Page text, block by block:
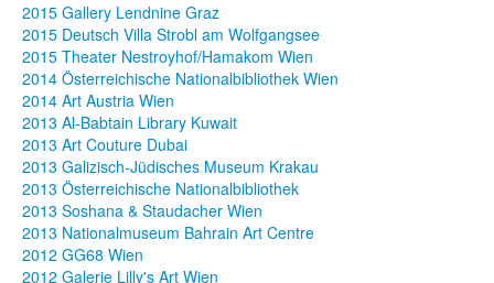
2015 Gallery Lendnine Graz
2015 Deutsch Villa Strobl am Wolfgangsee
2015 Theater Nestroyhof/Hamakom Wien
2014 Österreichische Nationalbibliothek Wien
2014 Art Austria Wien
2013 Al-Babtain Library Kuwait
2013 Art Couture Dubai
2013 Galizisch-Jüdisches Museum Krakau
2013 Österreichische Nationalbibliothek
2013 Soshana & Staudacher Wien
2013 Nationalmuseum Bahrain Art Centre
2012 GG68 Wien
2012 Galerie Lilly's Art Wien